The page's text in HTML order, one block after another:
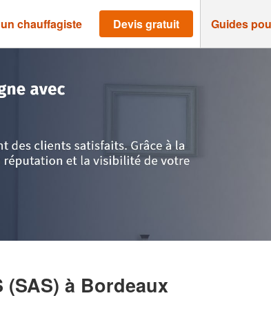
chauffagiste Devis gratuit Guides
(SAS) à Bordeaux